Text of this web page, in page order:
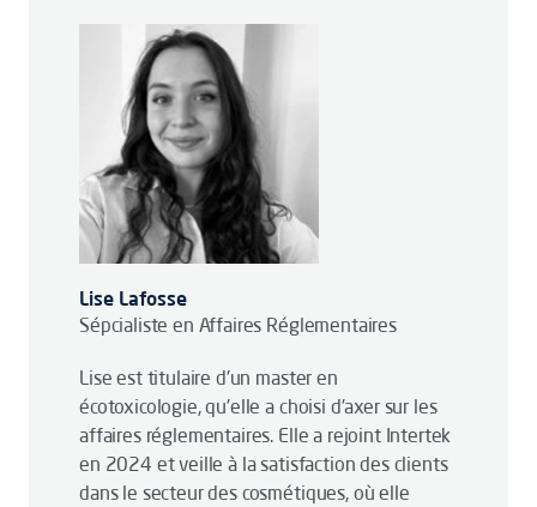
Lise Lafosse
Sépcialiste en Affaires Réglementaires
Lise est titulaire d'un master en
écotoxicologie, qu'elle a choisi d'axer sur les
affaires réglementaires. Elle a rejoint Intertek
en 2024 et veille à la satisfaction des clients
dans le secteur des cosmétiques, où elle